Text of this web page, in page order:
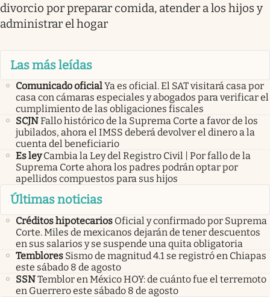
divorcio por preparar comida, atender a los hijos y
administrar el hogar
Las más leídas
Comunicado oficialYa es oficial. El SAT visitará casa por
casa con cámaras especiales y abogados para verificar el
cumplimiento de las obligaciones fiscales
SCJNFallo histórico de la Suprema Corte a favor de los
jubilados, ahora el IMSS deberá devolver el dinero a la
cuenta del beneficiario
Es ley Cambia la Ley del Registro Civil | Por fallo de la
Suprema Corte ahora los padres podrán optar por
apellidos compuestos para sus hijos
Últimas noticias
Créditos hipotecarios Oficial y confirmado por Suprema
Corte. Miles de mexicanos dejarán de tener descuentos
en sus salarios y se suspende una quita obligatoria
Temblores Sismo de magnitud 4.1 se registró en Chiapas
este sábado 8 de agosto
SSNTemblor en México HOY: de cuánto fue el terremoto
en Guerrero este sábado 8 de agosto